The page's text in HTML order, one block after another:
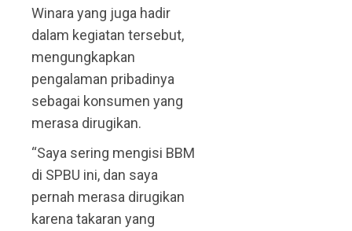
Winara yang juga hadir
dalam kegiatan tersebut,
mengungkapkan
pengalaman pribadinya
sebagai konsumen yang
merasa dirugikan.
“Saya sering mengisi BBM
di SPBU ini, dan saya
pernah merasa dirugikan
karena takaran yang